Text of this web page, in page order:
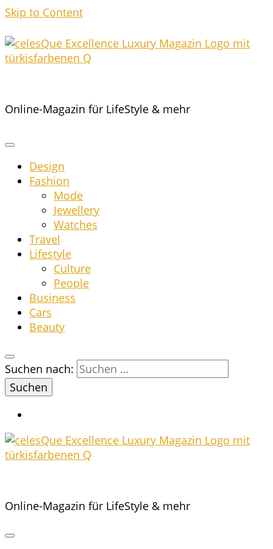
Skip to Content
Online-Magazin für LifeStyle & mehr
Design
Fashion
Mode
Jewel­lery
Wat­ches
Tra­vel
Life­style
Cul­tu­re
Peo­p­le
Busi­ness
Cars
Beau­ty
Suchen nach:
Online-Magazin für LifeStyle & mehr